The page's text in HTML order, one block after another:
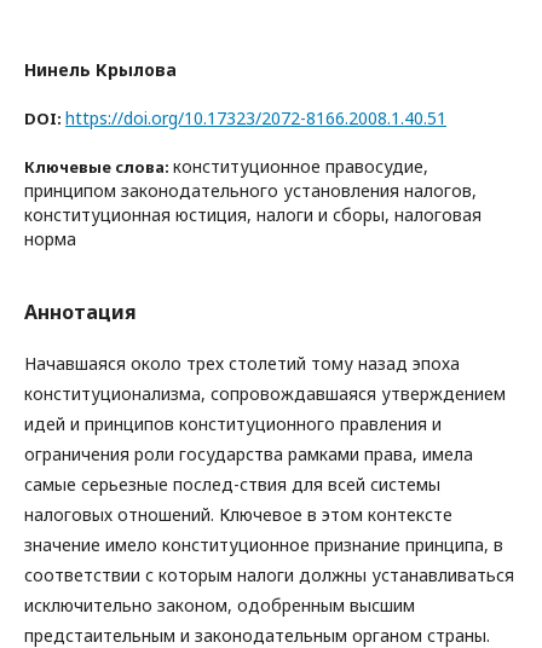
Нинель Крылова
DOI: https://doi.org/10.17323/2072-8166.2008.1.40.51
Ключевые слова: конституционное правосудие,
принципом законодательного установления налогов,
конституционная юстиция, налоги и сборы, налоговая
норма
Аннотация
Начавшаяся около трех столетий тому назад эпоха
конституционализма, сопровождавшаяся утверждением
идей и принципов конституционного правления и
ограничения роли государства рамками права, имела
самые серьезные послед-ствия для всей системы
налоговых отношений. Ключевое в этом контексте
значение имело конституционное признание принципа, в
соответствии с которым налоги должны устанавливаться
исключительно законом, одобренным высшим
предстаительным и законодательным органом страны.